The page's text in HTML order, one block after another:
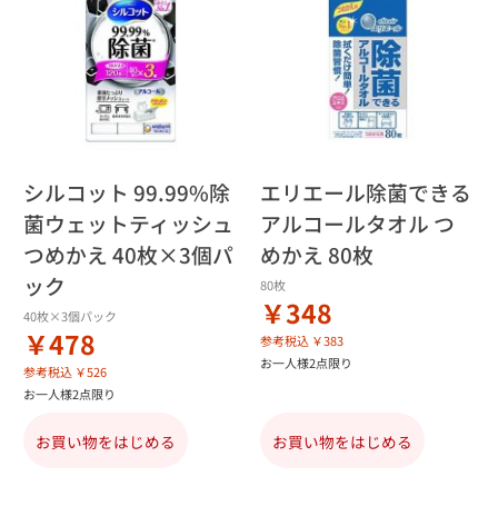
シルコット 99.99%除
菌ウェットティッシュ
つめかえ 40枚×3個パ
ック
40枚×3個パック
￥478
参考税込 ￥526
お一人様2点限り
お買い物をはじめる
エリエール除菌できる
アルコールタオル つ
めかえ 80枚
80枚
￥348
参考税込 ￥383
お一人様2点限り
お買い物をはじめる